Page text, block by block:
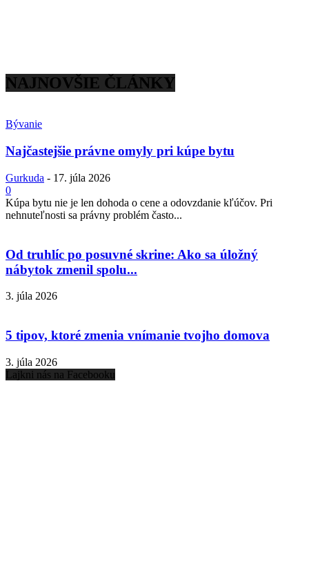
NAJNOVŠIE ČLÁNKY
Bývanie
Najčastejšie právne omyly pri kúpe bytu
Gurkuda - 17. júla 2026
0
Kúpa bytu nie je len dohoda o cene a odovzdanie kľúčov. Pri
nehnuteľnosti sa právny problém často...
Od truhlíc po posuvné skrine: Ako sa úložný
nábytok zmenil spolu...
3. júla 2026
5 tipov, ktoré zmenia vnímanie tvojho domova
3. júla 2026
Lajkni nás na Facebooku